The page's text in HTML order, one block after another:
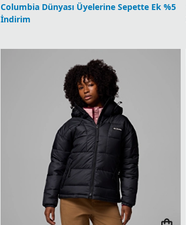
Columbia Dünyası Üyelerine Sepette Ek %5
İndirim